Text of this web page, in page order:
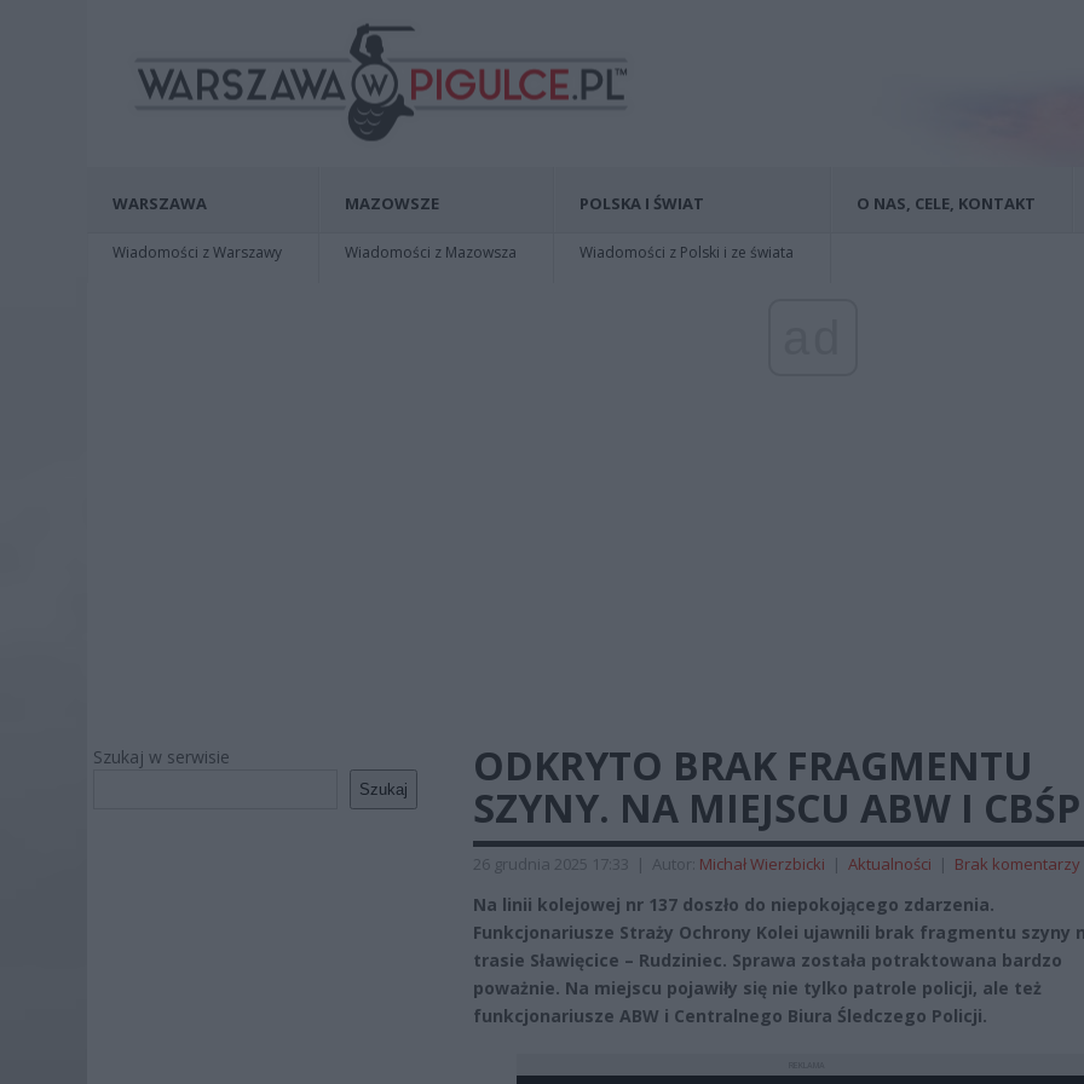
WARSZAWA
Wiadomości z Warszawy
MAZOWSZE
Wiadomości z Mazowsza
POLSKA I ŚWIAT
Wiadomości z Polski i ze świata
O NAS, CELE, KONTAKT
Szukaj w serwisie
Szukaj
ODKRYTO BRAK FRAGMENTU
SZYNY. NA MIEJSCU ABW I CBŚP
26 grudnia 2025 17:33 | Autor: Michał Wierzbicki | Aktualności | Brak komentarzy
Na linii kolejowej nr 137 doszło do niepokojącego zdarzenia.
Funkcjonariusze Straży Ochrony Kolei ujawnili brak fragmentu szyny
trasie Sławięcice – Rudziniec. Sprawa została potraktowana bardzo
poważnie. Na miejscu pojawiły się nie tylko patrole policji, ale też
funkcjonariusze ABW i Centralnego Biura Śledczego Policji.